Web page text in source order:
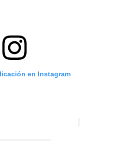
en Instagram